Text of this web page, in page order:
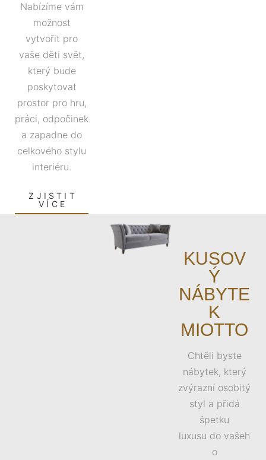
Nabízíme vám
možnost
vytvořit pro
vaše děti svět,
který bude
poskytovat
prostor pro hru,
práci, odpočinek
a zapadne do
celkového stylu
interiéru.
ZJISTIT
VÍCE
KUSOV
Ý
NÁBYTE
K
MIOTTO
Chtěli byste
nábytek, který
zvýrazní osobitý
styl a přidá
špetku
luxusu do vašeh
o